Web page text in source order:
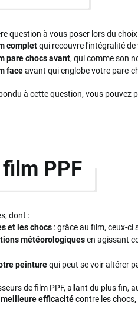
question à vous poser lors du
completqui recouvre l'intégralité de
pare chocs avant, qui comme son
faceavant qui englobe votre pare-
à cette question, vous pouvez
PPF
dont :
et les chocs: grâce au film, ceux-ci
météorologiquesen agissant
peinturequi peut se voir altérer
de film PPF, allant du plus
meilleure efficacitécontre les